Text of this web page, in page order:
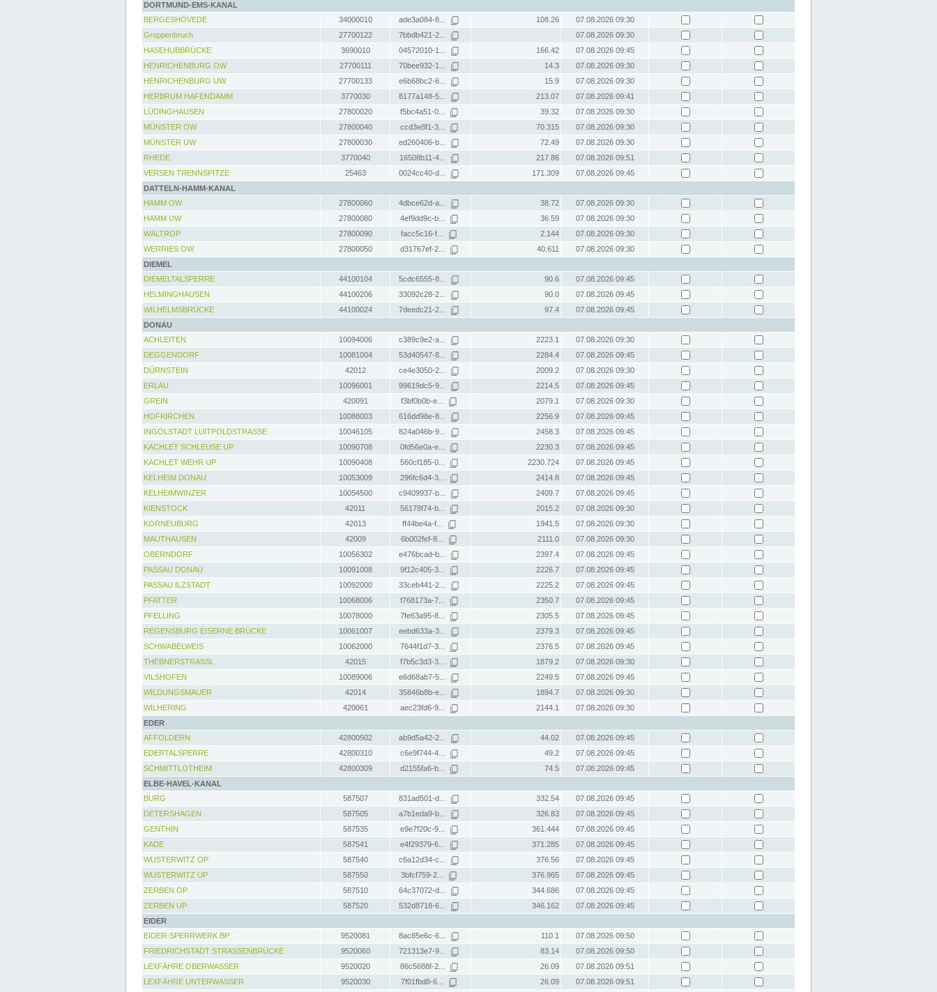
DORTMUND-EMS-KANAL
BERGESHÖVEDE
34000010 ade3a084-8... 108.26
07.08.2026 09:30
Groppenbruch
27700122 7bbdb421-2...
07.08.2026 09:30
HASEHUBBRÜCKE
3690010 04572010-1... 166.42
07.08.2026 09:45
HENRICHENBURG OW
27700111 70bee932-1... 14.3
07.08.2026 09:30
HENRICHENBURG UW
27700133 e6b68bc2-6... 15.9
07.08.2026 09:30
HERBRUM HAFENDAMM
3770030 8177a148-5... 213.07
07.08.2026 09:41
LÜDINGHAUSEN
27800020 f5bc4a51-0... 39.32
07.08.2026 09:30
MÜNSTER OW
27800040 ccd3e8f1-3... 70.315
07.08.2026 09:30
MÜNSTER UW
27800030 ed260406-b... 72.49
07.08.2026 09:30
RHEDE
3770040 16508b11-4... 217.86
07.08.2026 09:51
VERSEN TRENNSPITZE
25463 0024cc40-d... 171.309
07.08.2026 09:45
DATTELN-HAMM-KANAL
HAMM OW
27800060 4dbce62d-a... 38.72
07.08.2026 09:30
HAMM UW
27800080 4ef9dd9c-b... 36.59
07.08.2026 09:30
WALTROP
27800090 facc5c16-f... 2.144
07.08.2026 09:30
WERRIES OW
27800050 d31767ef-2... 40.611
07.08.2026 09:30
DIEMEL
DIEMELTALSPERRE
44100104 5cdc6555-8... 90.6
07.08.2026 09:45
HELMINGHAUSEN
44100206 33092c28-2... 90.0
07.08.2026 09:45
WILHELMSBRÜCKE
44100024 7deedc21-2... 97.4
07.08.2026 09:45
DONAU
ACHLEITEN
10094006 c389c9e2-a... 2223.1
07.08.2026 09:30
DEGGENDORF
10081004 53d40547-8... 2284.4
07.08.2026 09:45
DÜRNSTEIN
42012 ce4e3050-2... 2009.2
07.08.2026 09:30
ERLAU
10096001 99619dc5-9... 2214.5
07.08.2026 09:45
GREIN
420091 f3bf0b0b-e... 2079.1
07.08.2026 09:30
HOFKIRCHEN
10088003 616dd98e-8... 2256.9
07.08.2026 09:45
INGOLSTADT LUITPOLDSTRASSE
10046105 824a046b-9... 2458.3
07.08.2026 09:45
KACHLET SCHLEUSE UP
10090708 0fd56e0a-e... 2230.3
07.08.2026 09:45
KACHLET WEHR UP
10090408 560cf185-0... 2230.724
07.08.2026 09:45
KELHEIM DONAU
10053009 296fc6d4-3... 2414.8
07.08.2026 09:45
KELHEIMWINZER
10054500 c9409937-b... 2409.7
07.08.2026 09:45
KIENSTOCK
42011 56178f74-b... 2015.2
07.08.2026 09:30
KORNEUBURG
42013 ff44be4a-f... 1941.5
07.08.2026 09:30
MAUTHAUSEN
42009 6b002fef-8... 2111.0
07.08.2026 09:30
OBERNDORF
10056302 e476bcad-b... 2397.4
07.08.2026 09:45
PASSAU DONAU
10091008 9f12c405-3... 2226.7
07.08.2026 09:45
PASSAU ILZSTADT
10092000 33ceb441-2... 2225.2
07.08.2026 09:45
PFATTER
10068006 f768173a-7... 2350.7
07.08.2026 09:45
PFELLING
10078000 7fe63a95-8... 2305.5
07.08.2026 09:45
REGENSBURG EISERNE BRÜCKE
10061007 eebd633a-3... 2379.3
07.08.2026 09:45
SCHWABELWEIS
10062000 7644f1d7-3... 2376.5
07.08.2026 09:45
THEBNERSTRASSL
42015 f7b5c3d3-3... 1879.2
07.08.2026 09:30
VILSHOFEN
10089006 e6d68ab7-5... 2249.5
07.08.2026 09:45
WILDUNGSMAUER
42014 35846b8b-e... 1894.7
07.08.2026 09:30
WILHERING
420061 aec23fd6-9... 2144.1
07.08.2026 09:30
EDER
AFFOLDERN
42800502 ab9d5a42-2... 44.02
07.08.2026 09:45
EDERTALSPERRE
42800310 c6e9f744-4... 49.2
07.08.2026 09:45
SCHMITTLOTHEIM
42800309 d2155fa6-b... 74.5
07.08.2026 09:45
ELBE-HAVEL-KANAL
BURG
587507 831ad501-d... 332.54
07.08.2026 09:45
DETERSHAGEN
587505 a7b1eda9-b... 326.83
07.08.2026 09:45
GENTHIN
587535 e9e7f20c-9... 361.444
07.08.2026 09:45
KADE
587541 e4f29379-6... 371.285
07.08.2026 09:45
WUSTERWITZ OP
587540 c6a12d34-c... 376.56
07.08.2026 09:45
WUSTERWITZ UP
587550 3bfcf759-2... 376.965
07.08.2026 09:45
ZERBEN OP
587510 64c37072-d... 344.686
07.08.2026 09:45
ZERBEN UP
587520 532d8718-6... 346.162
07.08.2026 09:45
EIDER
EIDER-SPERRWERK BP
9520081 8ac85e6c-6... 110.1
07.08.2026 09:50
FRIEDRICHSTADT STRASSENBRÜCKE
9520060 721313e7-9... 83.14
07.08.2026 09:50
LEXFÄHRE OBERWASSER
9520020 86c5688f-2... 26.09
07.08.2026 09:51
LEXFÄHRE UNTERWASSER
9520030 7f01fbd8-6... 26.09
07.08.2026 09:51